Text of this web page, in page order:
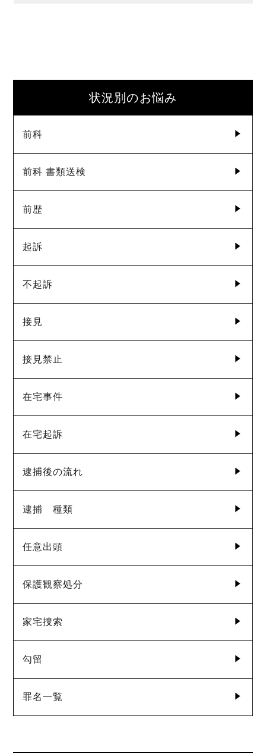
状況別のお悩み
前科
前科 書類送検
前歴
起訴
不起訴
接見
接見禁止
在宅事件
在宅起訴
逮捕後の流れ
逮捕 種類
任意出頭
保護観察処分
家宅捜索
勾留
罪名一覧